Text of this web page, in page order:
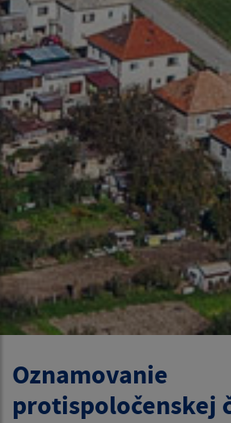
Oznamovanie
protispoločenskej